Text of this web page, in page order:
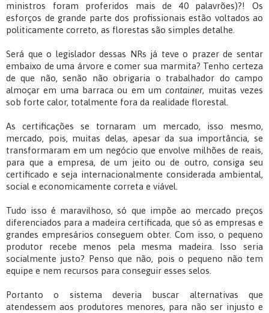
ministros foram proferidos mais de 40 palavrões)?! Os
esforços de grande parte dos profissionais estão voltados ao
politicamente correto, as florestas são simples detalhe.
Será que o legislador dessas NRs já teve o prazer de sentar
embaixo de uma árvore e comer sua marmita? Tenho certeza
de que não, senão não obrigaria o trabalhador do campo
almoçar em uma barraca ou em umcontainer, muitas vezes
sob forte calor, totalmente fora da realidade florestal.
As certificações se tornaram um mercado, isso mesmo,
mercado, pois, muitas delas, apesar da sua importância, se
transformaram em um negócio que envolve milhões de reais,
para que a empresa, de um jeito ou de outro, consiga seu
certificado e seja internacionalmente considerada ambiental,
social e economicamente correta e viável.
Tudo isso é maravilhoso, só que impõe ao mercado preços
diferenciados para a madeira certificada, que só as empresas e
grandes empresários conseguem obter. Com isso, o pequeno
produtor recebe menos pela mesma madeira. Isso seria
socialmente justo? Penso que não, pois o pequeno não tem
equipe e nem recursos para conseguir esses selos.
Portanto o sistema deveria buscar alternativas que
atendessem aos produtores menores, para não ser injusto e